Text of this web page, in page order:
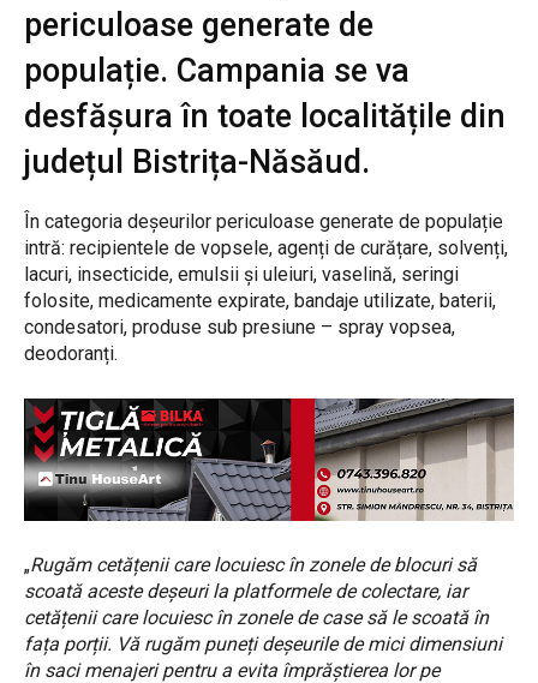
periculoase generate de
populație. Campania se va
desfășura în toate localitățile din
județul Bistrița-Năsăud.
În categoria deșeurilor periculoase generate de populație
intră: recipientele de vopsele, agenți de curățare, solvenți,
lacuri, insecticide, emulsii și uleiuri, vaselină, seringi
folosite, medicamente expirate, bandaje utilizate, baterii,
condesatori, produse sub presiune – spray vopsea,
deodoranți.
„Rugăm cetățenii care locuiesc în zonele de blocuri să
scoată aceste deșeuri la platformele de colectare, iar
cetățenii care locuiesc în zonele de case să le scoată în
fața porții. Vă rugăm puneți deșeurile de mici dimensiuni
în saci menajeri pentru a evita împrăștierea lor pe